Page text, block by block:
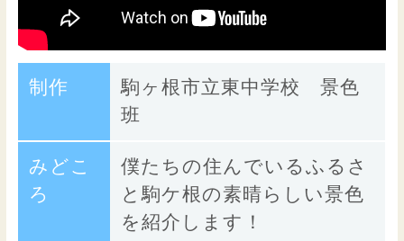
制作
駒ヶ根市立東中学校 景色
班
みどこ
ろ
僕たちの住んでいるふるさ
と駒ケ根の素晴らしい景色
を紹介します！